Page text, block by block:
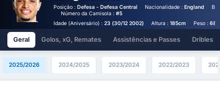
Posição : Defesa - Defesa Central Nacionalidade :England
Número da Camisola :#5
Idade (Aniversário) : 23 (30/12 2002) Altura :185cm Peso :
Geral Golos, xG, Remates Assistências e Passes Dribles
2025/2026 2024/2025 2023/2024 2022/2023